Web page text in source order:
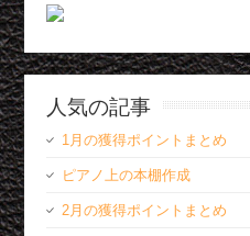
人気の記事
1月の獲得ポイントまとめ
ピアノ上の本棚作成
2月の獲得ポイントまとめ